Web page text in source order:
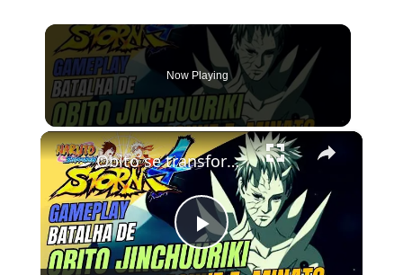
Now Playing
×
Play
Obito se transforma em jinchuuriki! - Naruto Ninja Storm 4: [ PC - PT-BR ] #gameplay #games #naruto